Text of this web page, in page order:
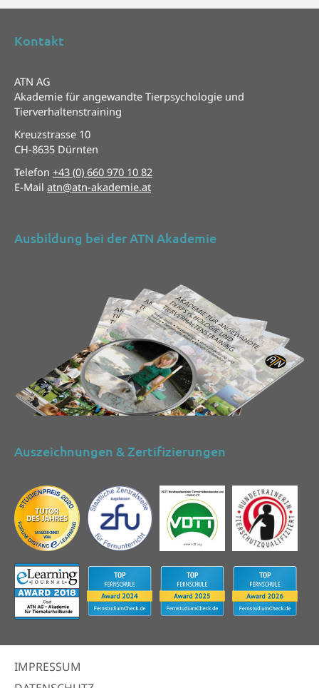
Kontakt
ATN AG
Akademie für angewandte Tierpsychologie und
Tierverhaltenstraining
Kreuzstrasse 10
CH-8635 Dürnten
Telefon +43 (0) 660 970 10 82
E-Mail atn@atn-akademie.at
Ausbildung bei der ATN Akademie
Auszeichnungen & Zertifizierungen
IMPRESSUM